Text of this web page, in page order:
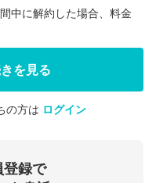
る
中に解約した場合、料金
を見る
の方は ログイン
録で